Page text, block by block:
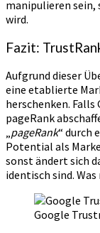
manipulieren sein,
wird.
Fazit:
Aufgrund dieser
eine etablierte
herschenken. Falls
pageRank
„pageRank“ durch
Potential als
sonst ändert sich
identisch sind.
Google